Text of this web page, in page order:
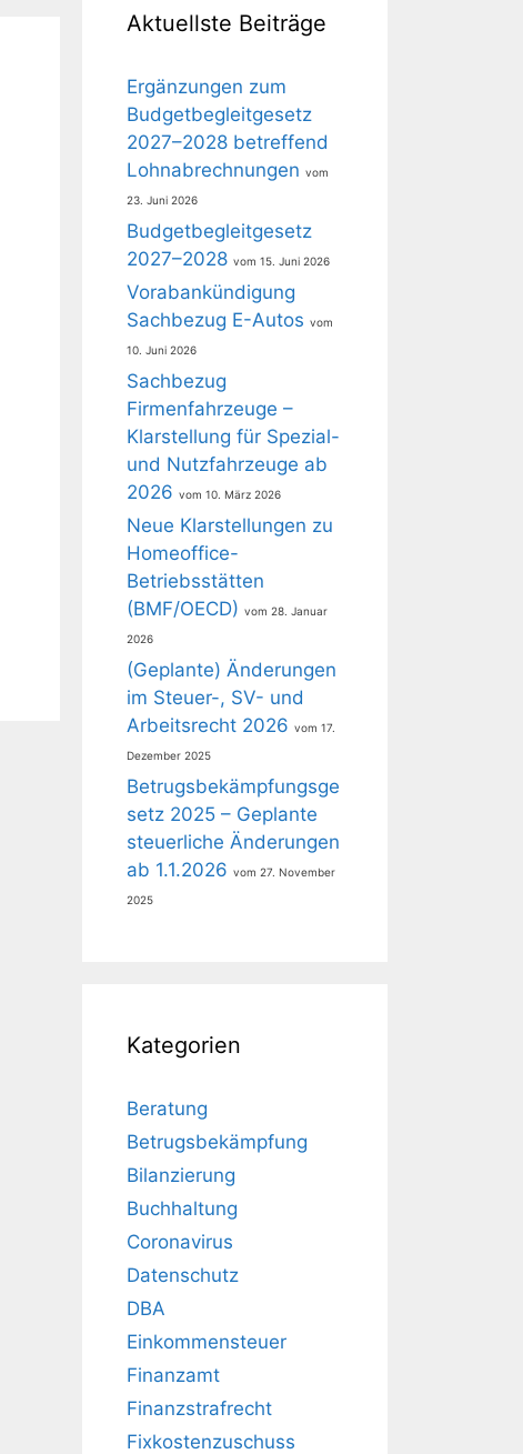
Aktuellste Beiträge
Ergänzungen zum
Budgetbegleitgesetz
2027–2028 betreffend
Lohnabrechnungen
23. Juni 2026
Budgetbegleitgesetz
2027–2028
15. Juni 2026
Vorabankündigung
Sachbezug E-Autos
10. Juni 2026
Sachbezug
Firmenfahrzeuge –
Klarstellung für Spezial-
und Nutzfahrzeuge ab
2026
10. März 2026
Neue Klarstellungen zu
Homeoffice-
Betriebsstätten
(BMF/OECD)
28. Januar
2026
(Geplante) Änderungen
im Steuer-, SV- und
Arbeitsrecht 2026
17.
Dezember 2025
Betrugsbekämpfungsge
setz 2025 – Geplante
steuerliche Änderungen
ab 1.1.2026
27. November
2025
Kategorien
Beratung
Betrugsbekämpfung
Bilanzierung
Buchhaltung
Coronavirus
Datenschutz
DBA
Einkommensteuer
Finanzamt
Finanzstrafrecht
Fixkostenzuschuss